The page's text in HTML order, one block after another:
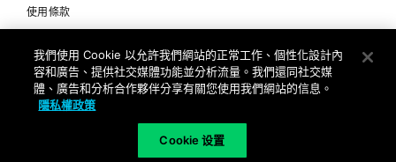
使用條款
Copyright © 2026 Palo Alto Networks. All Rights Reserved
我們使用 Cookie 以允許我們網站的正常工作、個性化設計內
容和廣告、提供社交媒體功能並分析流量。我們還同社交媒
體、廣告和分析合作夥伴分享有關您使用我們網站的信息。
隱私權政策
Cookie 设置